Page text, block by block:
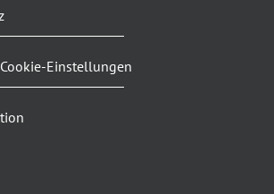
Einstellungen